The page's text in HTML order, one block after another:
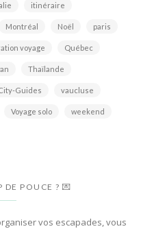
itinéraire
Montréal Noël paris
voyage Québec
Thaïlande
Guides vaucluse
Voyage solo weekend
DE POUCE ? 💌
vos escapades, vous